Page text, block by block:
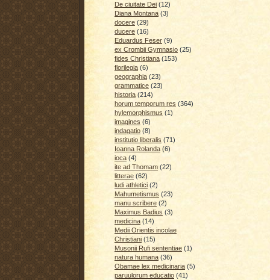
De ciuitate Dei (12)
Diana Montana (3)
docere (29)
ducere (16)
Eduardus Feser (9)
ex Crombii Gymnasio (25)
fides Christiana (153)
florilegia (6)
geographia (23)
grammatice (23)
historia (214)
horum temporum res (364)
hylemorphismus (1)
imagines (6)
indagatio (8)
institutio liberalis (71)
Ioanna Rolanda (6)
ioca (4)
ite ad Thomam (22)
litterae (62)
ludi athletici (2)
Mahumetismus (23)
manu scribere (2)
Maximus Badius (3)
medicina (14)
Medii Orientis incolae
Christiani (15)
Musonii Rufi sententiae (1)
natura humana (36)
Obamae lex medicinaria (5)
paruulorum educatio (41)